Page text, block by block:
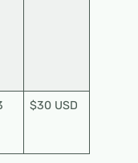
$30 USD